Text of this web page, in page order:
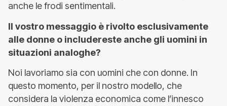
anche le frodi sentimentali.
Il vostro messaggio è rivolto esclusivamente
alle donne o includereste anche gli uomini in
situazioni analoghe?
Noi lavoriamo sia con uomini che con donne. In
questo momento, per il nostro modello, che
considera la violenza economica come l’innesco